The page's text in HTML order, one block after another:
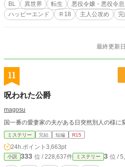
BL 異世界 転生 悪役令嬢・悪役令息
ハッピーエンド
Ｒ18 主人公攻め
最終更新
11
呪われた公爵
magosu
国一番の愛妻家の夫がある日突然別人の様に
ミステリー 完結 短編 R15
24h.ポイント 3,663pt
小説 333 位 / 228,637件 ミステリー 3 位 /